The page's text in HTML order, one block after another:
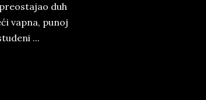
duh
vapna, punoj
...